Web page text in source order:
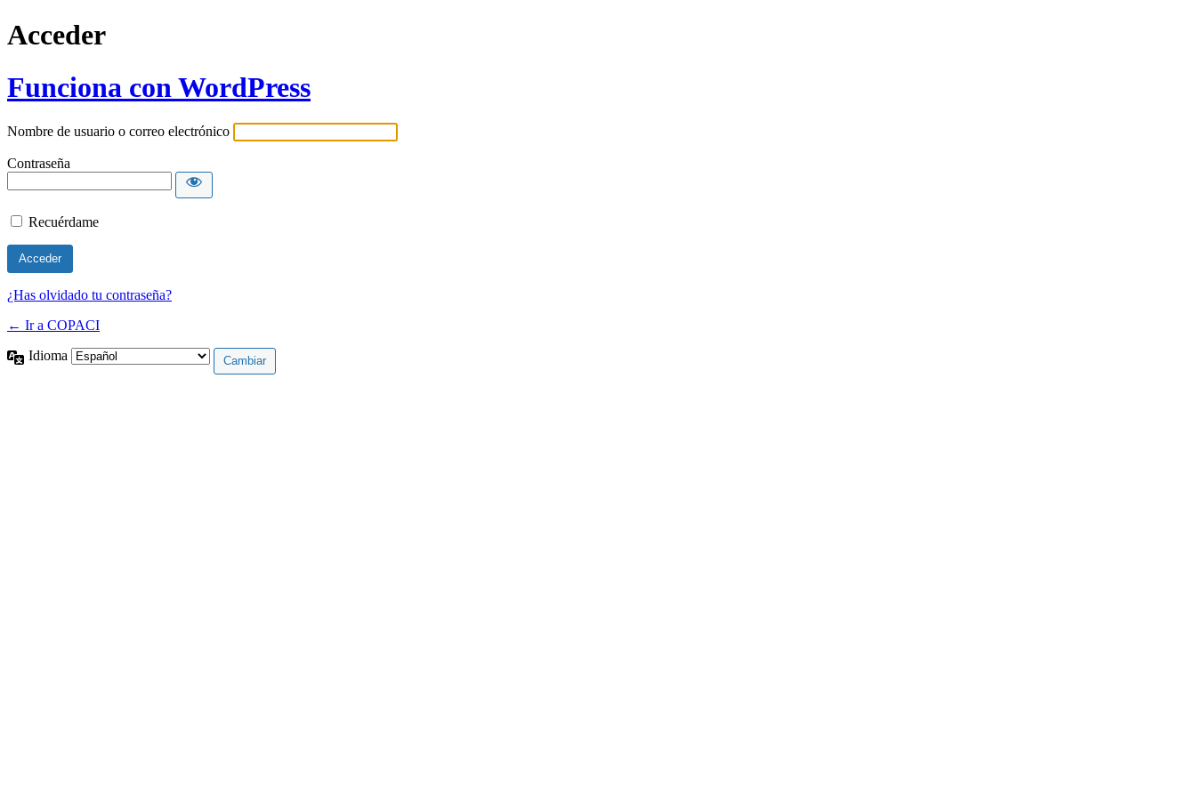
Acceder
Funciona con WordPress
Nombre de usuario o correo electrónico
Contraseña
Recuérdame
¿Has olvidado tu contraseña?
← Ir a COPACI
Idioma